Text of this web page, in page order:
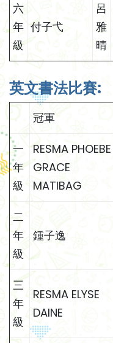
六
年
級
付子弋
呂
雅
晴
英文書法比賽:
冠軍
一
年
級
RESMA PHOEBE
GRACE
MATIBAG
二
年
級
鍾子逸
三
年
級
RESMA ELYSE
DAINE